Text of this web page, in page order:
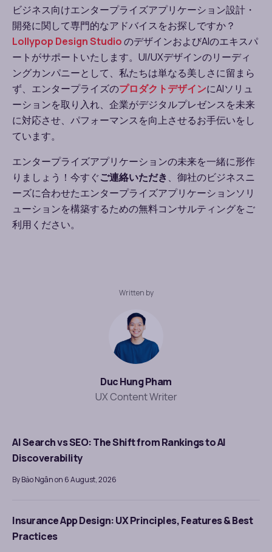
ビジネス向けエンタープライズアプリケーション設計・
開発に関して専門的なアドバイスをお探しですか？
Lollypop Design StudioのデザインおよびAIのエキスパ
ートがサポートいたします。 UI/UXデザインのリーディ
ングカンパニーとして、私たちは単なる美しさに留まら
ず、エンタープライズのプロダクトデザインにAIソリュ
ーションを取り入れ、企業がデジタルプレゼンスを未来
に対応させ、パフォーマンスを向上させるお手伝いをし
ています。
エンタープライズアプリケーションの未来を一緒に形作
りましょう！今すぐご連絡いただき、御社のビジネスニ
ーズに合わせたエンタープライズアプリケーションソリ
ューションを構築するための無料コンサルティングをご
利用ください。
Written by
Duc Hung Pham
UX Content Writer
AI Search vs SEO: The Shift from Rankings to AI
Discoverability
By Bảo Ngân on 6 August, 2026
Insurance App Design: UX Principles, Features & Best
Practices